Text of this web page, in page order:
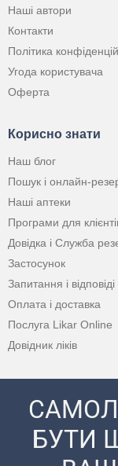
Наші автори
Контакти
Політика
Угода користувача
Оферта
Корисно знати
Наш блог
Пошук і онлайн-
Наші аптеки
Програми для
Довідка і Служба
Застосунок
Запитання і відповіді
Оплата і доставка
Послуга Likar Online
Довідник ліків
БУТИ